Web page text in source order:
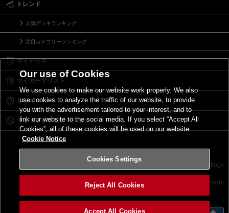
トレンド
人気デッキランキング
注目カテゴリーランキング
マイデッキ
マイカードリスト
Ｑ＆Ａ
リミットレギュレーション
サイトポリシー Cookies Settings
©2026 Konami Digital Entertainment
Our use of Cookies
We use cookies to make our website work properly. We also
use cookies to analyze the traffic of our website, to provide
you with the advertisement tailored to your interest, and to
link our website to the social media. If you select “Accept All
Cookies”, all of these cookies will be used on our website.
Cookie Notice
Cookies Settings
Reject All Cookies
Accept All Cookies